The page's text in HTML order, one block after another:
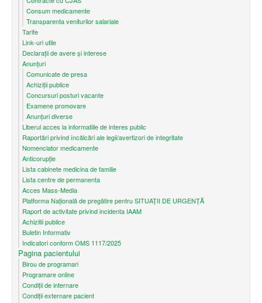
Consum medicamente
Transparenta veniturilor salariale
Tarife
Link-uri utile
Declarații de avere și interese
Anunțuri
Comunicate de presa
Achiziții publice
Concursuri posturi vacante
Examene promovare
Anunțuri diverse
Liberul acces la informatiile de interes public
Raportări privind încălcări ale legii/avertizori de integritate
Nomenclator medicamente
Anticorupție
Lista cabinete medicina de familie
Lista centre de permanenta
Acces Mass-Media
Platforma Națională de pregătire pentru SITUAȚII DE URGENȚĂ
Raport de activitate privind incidenta IAAM
Achizitii publice
Buletin Informativ
Indicatori conform OMS 1117/2025
Pagina pacientului
Birou de programari
Programare online
Condiţii de internare
Condiții externare pacient